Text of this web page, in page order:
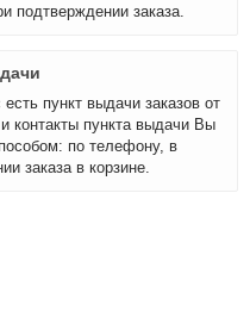
подтверждении заказа.
пункт выдачи заказов от
контакты пункта выдачи Вы
по телефону, в
заказа в корзине.